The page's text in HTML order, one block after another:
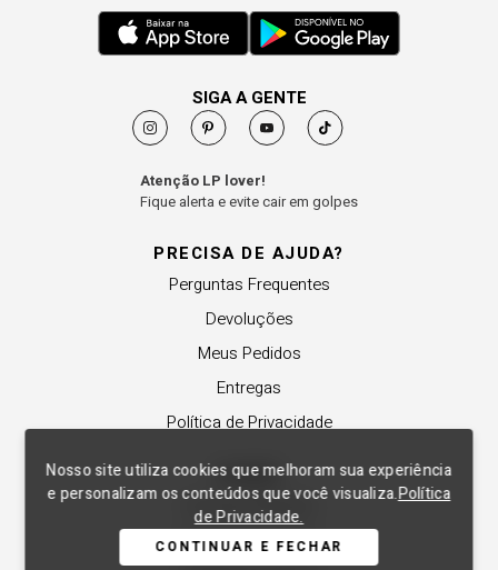
Nosso site utiliza cookies que melhoram sua experiência
e personalizam os conteúdos que você visualiza.Política
de Privacidade.
CONTINUAR E FECHAR
PRECISA DE AJUDA?
Perguntas Frequentes
Devoluções
Meus Pedidos
Entregas
Política de Privacidade
SOBRE
A Lança Perfume
Revender a Marca
SIGA A GENTE
Atenção LP lover!
Fique alerta e evite cair em golpes